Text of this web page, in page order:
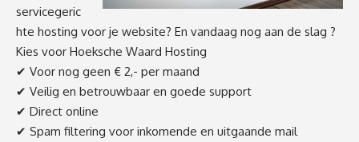
servicegeric
hte hosting voor je website? En vandaag nog aan de slag ?
Kies voor Hoeksche Waard Hosting
✔ Voor nog geen € 2,- per maand
✔ Veilig en betrouwbaar en goede support
✔ Direct online
✔ Spam filtering voor inkomende en uitgaande mail